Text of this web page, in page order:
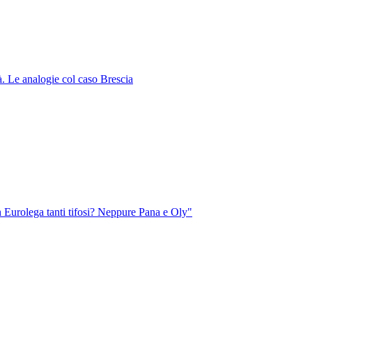
Le analogie col caso Brescia
tanti tifosi? Neppure Pana e Oly"